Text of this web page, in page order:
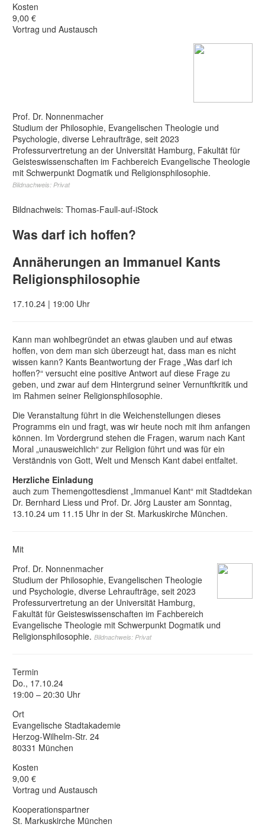
Kosten
9,00 €
Vortrag und Austausch
Prof. Dr. Nonnenmacher
Studium der Philosophie, Evangelischen Theologie und
Psychologie, diverse Lehraufträge, seit 2023
Professurvertretung an der Universität Hamburg, Fakultät für
Geisteswissenschaften im Fachbereich Evangelische Theologie
mit Schwerpunkt Dogmatik und Religionsphilosophie.
Bildnachweis: Privat
Bildnachweis: Thomas-Faull-auf-iStock
Was darf ich hoffen?
Annäherungen an Immanuel Kants
Religionsphilosophie
17.10.24 | 19:00 Uhr
Kann man wohlbegründet an etwas glauben und auf etwas
hoffen, von dem man sich überzeugt hat, dass man es nicht
wissen kann? Kants Beantwortung der Frage „Was darf ich
hoffen?“ versucht eine positive Antwort auf diese Frage zu
geben, und zwar auf dem Hintergrund seiner Vernunftkritik und
im Rahmen seiner Religionsphilosophie.
Die Veranstaltung führt in die Weichenstellungen dieses
Programms ein und fragt, was wir heute noch mit ihm anfangen
können. Im Vordergrund stehen die Fragen, warum nach Kant
Moral „unausweichlich“ zur Religion führt und was für ein
Verständnis von Gott, Welt und Mensch Kant dabei entfaltet.
Herzliche Einladung
auch zum Themengottesdienst „Immanuel Kant“ mit Stadtdekan
Dr. Bernhard Liess und Prof. Dr. Jörg Lauster am Sonntag,
13.10.24 um 11.15 Uhr in der St. Markuskirche München.
Mit
Prof. Dr. Nonnenmacher
Studium der Philosophie, Evangelischen Theologie
und Psychologie, diverse Lehraufträge, seit 2023
Professurvertretung an der Universität Hamburg,
Fakultät für Geisteswissenschaften im Fachbereich
Evangelische Theologie mit Schwerpunkt Dogmatik und
Religionsphilosophie. Bildnachweis: Privat
Termin
Do., 17.10.24
19:00 – 20:30 Uhr
Ort
Evangelische Stadtakademie
Herzog-Wilhelm-Str. 24
80331 München
Kosten
9,00 €
Vortrag und Austausch
Kooperationspartner
St. Markuskirche München